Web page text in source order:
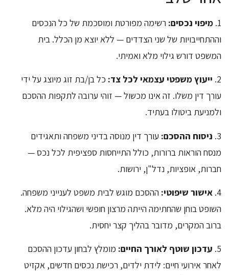
1. מיפוי נכסים: רשימה מפורטת ומוסכמת של כל הנכסים
וההתחייבויות של שני הצדדים — ללא יוצא מן הכלל. בית
המשפט דורש גילוי מלא ואמיתי.
2. ייעוץ משפטי עצמאי לכל צד: כל בן/בת זוג מיוצג על ידי
עורך דין משלו. זה אינו מכשול — זוהי ערובה לתקפות ההסכם
ולמניעת ביטולו בעתיד.
3. ניסוח ההסכם: עורך דין מנוסה בדיני משפחה ותאגידים
מנסח הוראות ברורות, כולל התייחסות ספציפית לכל נכס —
חברות, אופציות, נדל"ן, ירושות.
4. אישור שיפוטי: ההסכם מוגש לבית משפט לענייני משפחה.
השופט בוחן שהחתימה הייתה מרצון חופשי ושהגילוי היה מלא.
ברוב המקרים, מדובר בהליך קצר יחסית.
5. עדכון שוטף לאורך החיים: מומלץ לבחון עדכון ההסכם
לאחר אירועי חיים: לידת ילדים, רכישת נכסים חדשים, אקזיט